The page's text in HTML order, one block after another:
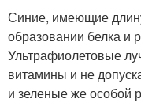
Синие, имеющие
образовании белка и
Ультрафиолетовые
витамины и не
и зеленые же особой